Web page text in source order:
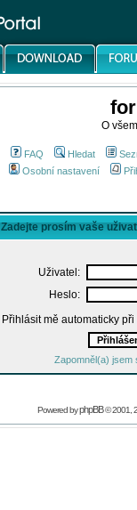
O
FAQ Hledat
Osobní nastavení
Zadejte prosím vaše
Uživatel:
Heslo:
Přihlásit mě automaticky
Zapomněl(a) jsem
Powered byphpBB© 2001,